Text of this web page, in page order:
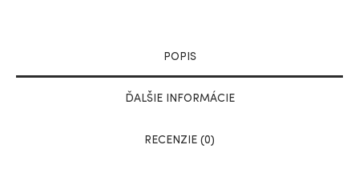
POPIS
ĎALŠIE INFORMÁCIE
RECENZIE (0)